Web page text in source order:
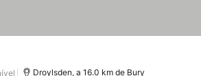
Droylsden, a 16.0 km de Bury